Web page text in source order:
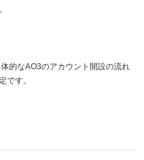
的なAO3のアカウント開設の流れ
です。